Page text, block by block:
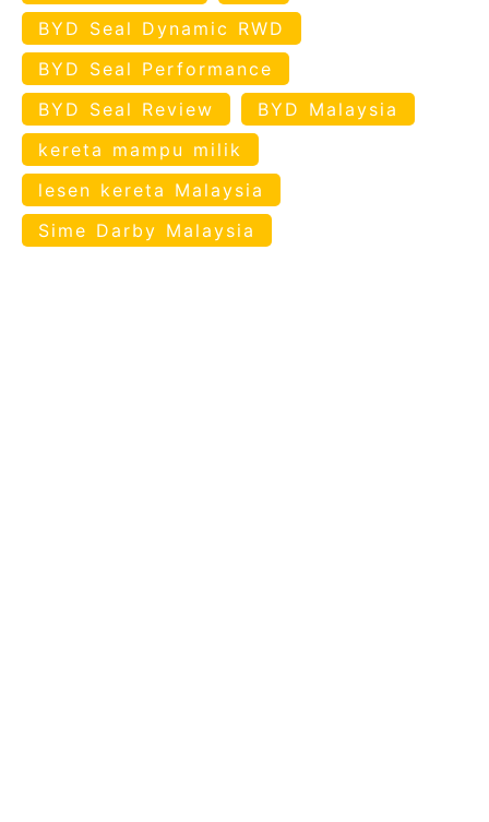
BYD Seal Dynamic RWD
BYD Seal Performance
BYD Seal Review
BYD Malaysia
kereta mampu milik
lesen kereta Malaysia
Sime Darby Malaysia